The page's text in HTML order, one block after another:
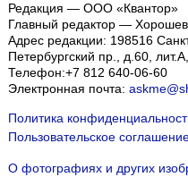
Редакция — ООО «Квантор»
Главный редактор —
Адрес редакции: 198516
Петербургский пр., д.60,
Телефон:+7 812 640-06-60
Электронная почта:
Политика
Пользовательское
О фотографиях и других